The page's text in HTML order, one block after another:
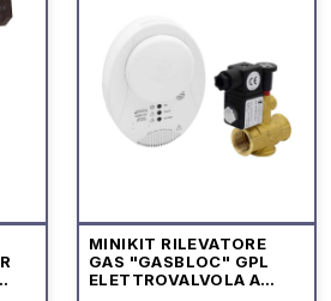
MINIKIT RILEVATORE
GAS "GASBLOC" GPL
ELETTROVALVOLA A